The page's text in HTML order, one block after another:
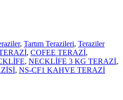
, Tartım Terazileri, Teraziler
, COFEE TERAZİ,
, NECKLİFE 3 KG TERAZİ,
, NS-CF1 KAHVE TERAZİ